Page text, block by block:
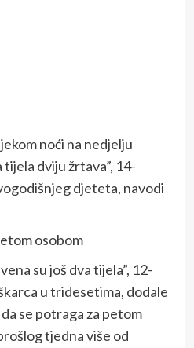
noći na nedjelju
dviju žrtava”, 14-
djeteta, navodi
osobom
su još dva tijela”, 12-
u tridesetima, dodale
se potraga za petom
tjedna više od